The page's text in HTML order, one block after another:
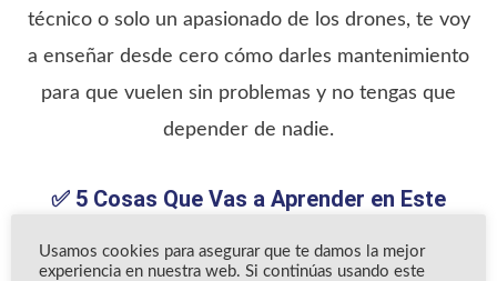
técnico o solo un apasionado de los drones, te voy
a enseñar desde cero cómo darles mantenimiento
para que vuelen sin problemas y no tengas que
depender de nadie.
✅ 5 Cosas Que Vas a Aprender en Este
✔️Hacerle mantenimiento a tu drone para que
Usamos cookies para asegurar que te damos la mejor
experiencia en nuestra web. Si continúas usando este